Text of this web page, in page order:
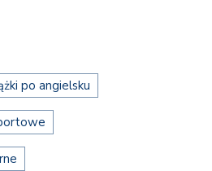
po angielsku